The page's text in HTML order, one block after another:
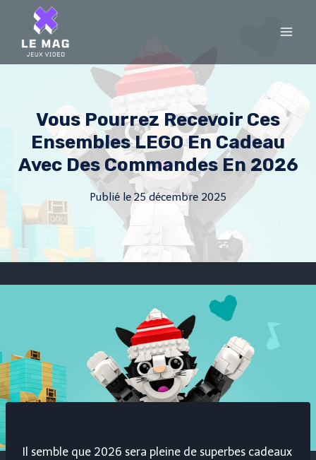
content
Vous Pourrez Recevoir Ces
Ensembles LEGO En Cadeau
Avec Des Commandes En 2026
Publié le25 décembre 2025
Il semble que 2026 sera pleine de superbes cadeaux